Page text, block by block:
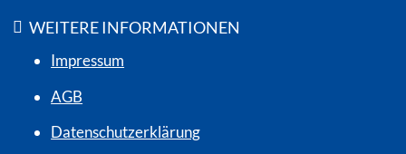
WEITERE INFORMATIONEN
Impressum
AGB
Datenschutzerklärung